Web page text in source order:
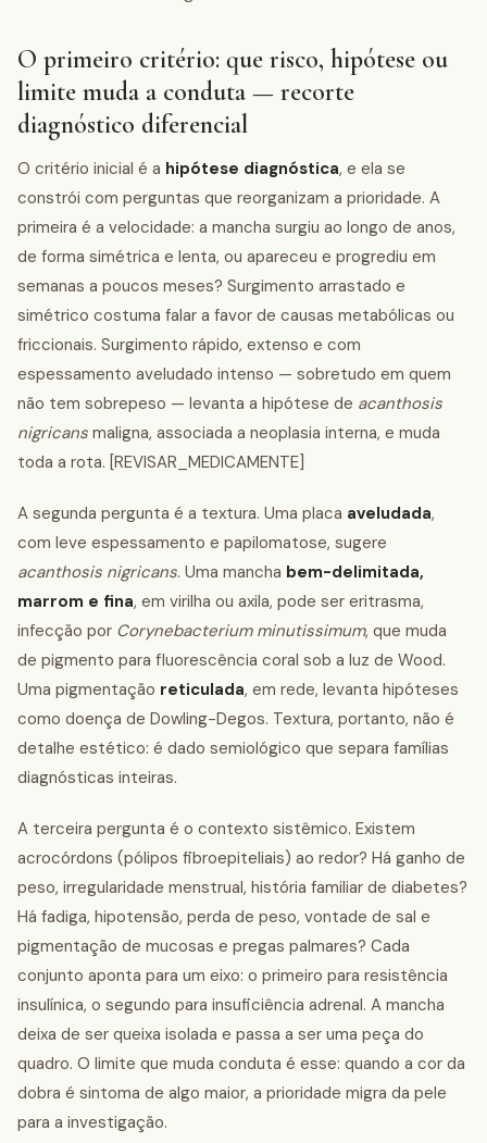
O primeiro critério: que risco, hipótese ou
limite muda a conduta — recorte
diagnóstico diferencial
O critério inicial é a hipótese diagnóstica, e ela se
constrói com perguntas que reorganizam a prioridade. A
primeira é a velocidade: a mancha surgiu ao longo de anos,
de forma simétrica e lenta, ou apareceu e progrediu em
semanas a poucos meses? Surgimento arrastado e
simétrico costuma falar a favor de causas metabólicas ou
friccionais. Surgimento rápido, extenso e com
espessamento aveludado intenso — sobretudo em quem
não tem sobrepeso — levanta a hipótese de acanthosis
nigricans maligna, associada a neoplasia interna, e muda
toda a rota. [REVISAR_MEDICAMENTE]
A segunda pergunta é a textura. Uma placa aveludada,
com leve espessamento e papilomatose, sugere
acanthosis nigricans. Uma mancha bem-delimitada,
marrom e fina, em virilha ou axila, pode ser eritrasma,
infecção por Corynebacterium minutissimum, que muda
de pigmento para fluorescência coral sob a luz de Wood.
Uma pigmentação reticulada, em rede, levanta hipóteses
como doença de Dowling-Degos. Textura, portanto, não é
detalhe estético: é dado semiológico que separa famílias
diagnósticas inteiras.
A terceira pergunta é o contexto sistêmico. Existem
acrocórdons (pólipos fibroepiteliais) ao redor? Há ganho de
peso, irregularidade menstrual, história familiar de diabetes?
Há fadiga, hipotensão, perda de peso, vontade de sal e
pigmentação de mucosas e pregas palmares? Cada
conjunto aponta para um eixo: o primeiro para resistência
insulínica, o segundo para insuficiência adrenal. A mancha
deixa de ser queixa isolada e passa a ser uma peça do
quadro. O limite que muda conduta é esse: quando a cor da
dobra é sintoma de algo maior, a prioridade migra da pele
para a investigação.